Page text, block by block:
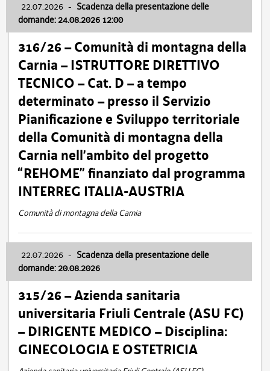
22.07.2026 - Scadenza della presentazione delle
domande: 24.08.2026 12:00
316/26 – Comunità di montagna della
Carnia – ISTRUTTORE DIRETTIVO
TECNICO – Cat. D – a tempo
determinato – presso il Servizio
Pianificazione e Sviluppo territoriale
della Comunità di montagna della
Carnia nell’ambito del progetto
“REHOME” finanziato dal programma
INTERREG ITALIA-AUSTRIA
Comunità di montagna della Carnia
22.07.2026 - Scadenza della presentazione delle
domande: 20.08.2026
315/26 – Azienda sanitaria
universitaria Friuli Centrale (ASU FC)
– DIRIGENTE MEDICO – Disciplina:
GINECOLOGIA E OSTETRICIA